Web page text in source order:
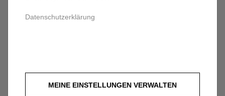
Bedürfnissen zusammen und bestellen Sie es bequem
Datenschutzerklärung
MEINE EINSTELLUNGEN VERWALTEN